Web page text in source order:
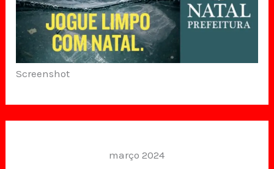
Screenshot
março 2024